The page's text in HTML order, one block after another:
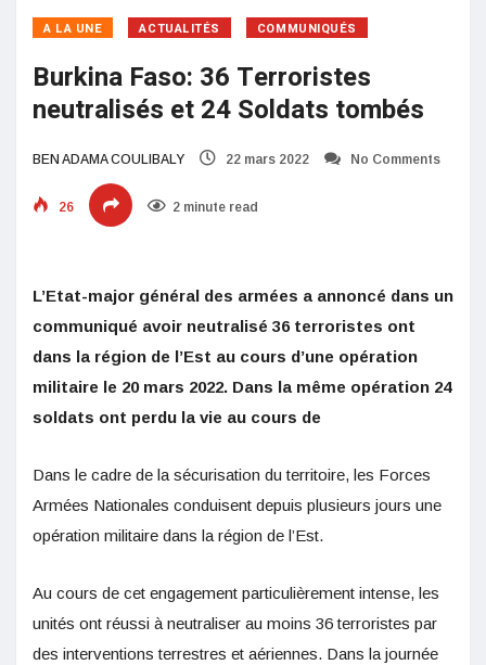
A LA UNE ACTUALITÉS COMMUNIQUÉS
Burkina Faso: 36 Terroristes
neutralisés et 24 Soldats tombés
BEN ADAMA COULIBALY 22 mars 2022 No Comments
26 2 minute read
L’Etat-major général des armées a annoncé dans un
communiqué avoir neutralisé 36 terroristes ont
dans la région de l’Est au cours d’une opération
militaire le 20 mars 2022. Dans la même opération 24
soldats ont perdu la vie au cours de
Dans le cadre de la sécurisation du territoire, les Forces
Armées Nationales conduisent depuis plusieurs jours une
opération militaire dans la région de l’Est.
Au cours de cet engagement particulièrement intense, les
unités ont réussi à neutraliser au moins 36 terroristes par
des interventions terrestres et aériennes. Dans la journée